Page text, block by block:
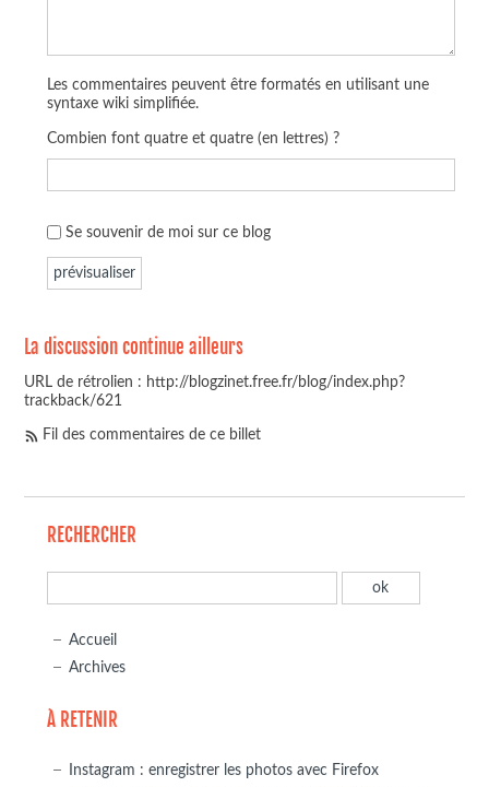
Les commentaires peuvent être formatés en utilisant une
syntaxe wiki simplifiée.
Combien font quatre et quatre (en lettres) ?
Se souvenir de moi sur ce blog
La discussion continue ailleurs
URL de rétrolien : http://blogzinet.free.fr/blog/index.php?
trackback/621
Fil des commentaires de ce billet
RECHERCHER
Accueil
Archives
À RETENIR
Instagram : enregistrer les photos avec Firefox